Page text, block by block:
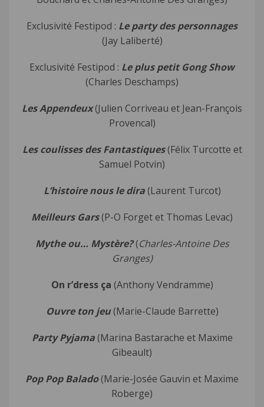
Exclusivité Festipod : Le party des personnages
(Jay Laliberté)
Exclusivité Festipod : Le plus petit Gong Show
(Charles Deschamps)
Les Appendeux(Julien Corriveau et Jean-François
Provencal)
Les coulisses des Fantastiques(Félix Turcotte et
Samuel Potvin)
L’histoire nous le dira(Laurent Turcot)
Meilleurs Gars(P-O Forget et Thomas Levac)
Mythe ou… Mystère?(Charles-Antoine Des
Granges)
On r’dress ça (Anthony Vendramme)
Ouvre ton jeu(Marie-Claude Barrette)
Party Pyjama(Marina Bastarache et Maxime
Gibeault)
Pop Pop Balado(Marie-Josée Gauvin et Maxime
Roberge)